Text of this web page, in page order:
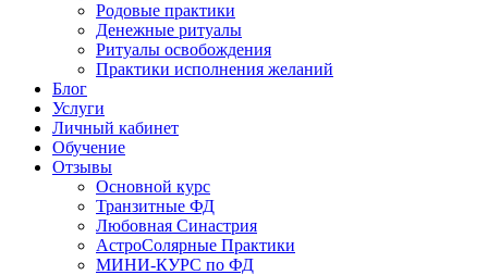
Родовые практики
Денежные ритуалы
Ритуалы освобождения
Практики исполнения желаний
Блог
Услуги
Личный кабинет
Обучение
Отзывы
Основной курс
Транзитные ФД
Любовная Синастрия
АстроСолярные Практики
МИНИ-КУРС по ФД